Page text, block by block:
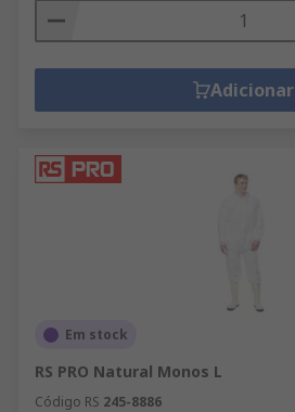
Adicionar
Em stock
RS PRO Natural Monos L
Código RS 245-8886